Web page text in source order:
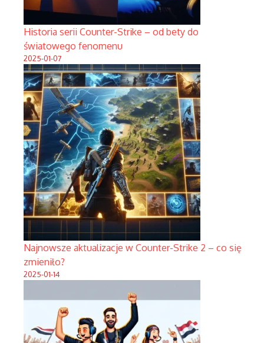
Historia serii Counter-Strike – od bety do
światowego fenomenu
2025-01-07
Najnowsze aktualizacje w Counter-Strike 2 – co się
zmieniło?
2025-01-14